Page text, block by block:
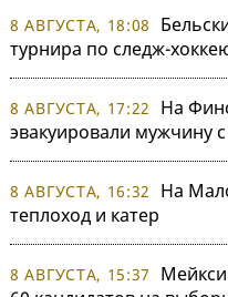
8 АВГУСТА, 18:08
турнира по следж-
8 АВГУСТА, 17:22
На
эвакуировали мужчину
8 АВГУСТА, 16:32
На
теплоход и катер
8 АВГУСТА, 15:37